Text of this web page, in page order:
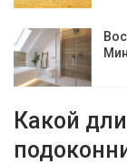
Какой